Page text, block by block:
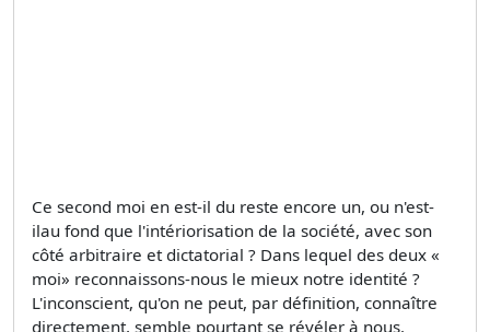
Ce second moi en est-il du reste encore un, ou n'est-
ilau fond que l'intériorisation de la société, avec son
côté arbitraire et dictatorial ? Dans lequel des deux «
moi» reconnaissons-nous le mieux notre identité ?
L'inconscient, qu'on ne peut, par définition, connaître
directement, semble pourtant se révéler à nous.